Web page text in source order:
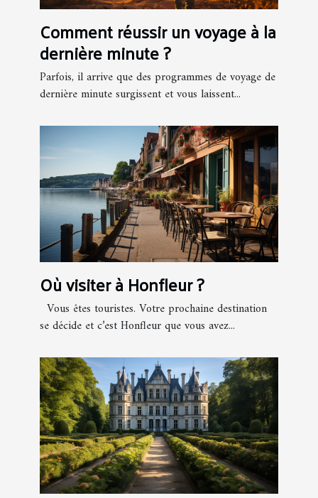
Comment réussir un voyage à la
dernière minute ?
Parfois, il arrive que des programmes de voyage de
dernière minute surgissent et vous laissent...
Où visiter à Honfleur ?
Vous êtes touristes. Votre prochaine destination
se décide et c’est Honfleur que vous avez...